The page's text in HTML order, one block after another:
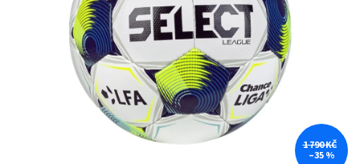
1 790 KČ
–35 %